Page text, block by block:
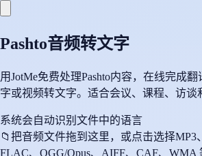
Pashto音频转文字
用JotMe免费处理Pashto内容，在线完成
字或视频转文字。适合会议、课程、访谈
系统会自动识别文件中的语言
📁 把音频文件拖到这里，或点击选择MP3
FLAC、OGG/Opus、AIFF、CAF、WMA